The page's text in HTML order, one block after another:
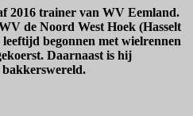
2016 trainer van WV Eemland.
de Noord West Hoek (Hasselt
begonnen met wielrennen
Daarnaast is hij